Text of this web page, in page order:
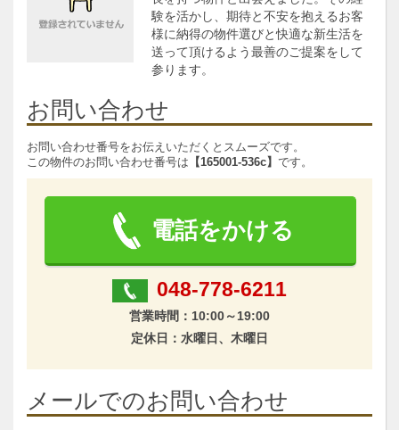
験を活かし、期待と不安を抱えるお客
様に納得の物件選びと快適な新生活を
送って頂けるよう最善のご提案をして
参ります。
お問い合わせ
お問い合わせ番号をお伝えいただくとスムーズです。
この物件のお問い合わせ番号は 【165001-536c】 です。
電話をかける
048-778-6211
営業時間：10:00～19:00
定休日：水曜日、木曜日
メールでのお問い合わせ